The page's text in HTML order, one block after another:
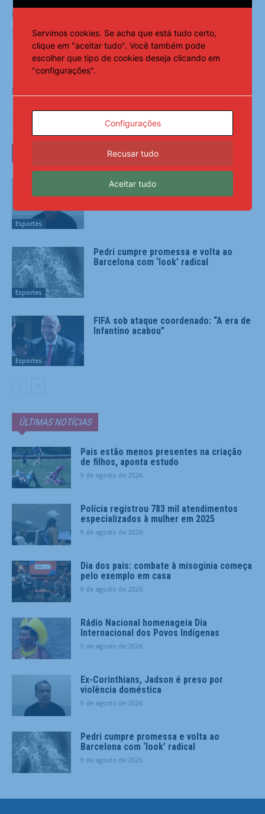
Leia Também:
Jorge e cola no Flamengo
Fonte:
Esportes
Ex-Corinthians, Jadson é preso por
Esportes
Pedri cumpre promessa e volta ao
Barcelona com ‘look’ radical
Esportes
FIFA sob ataque coordenado: “A era de
Infantino acabou”
ÚLTIMAS NOTÍCIAS
Pais estão menos presentes na criação
de filhos, aponta estudo
9 de agosto de 2026
Polícia registrou 783 mil atendimentos
especializados à mulher em 2025
9 de agosto de 2026
Dia dos pais: combate à misoginia começa
pelo exemplo em casa
9 de agosto de 2026
Rádio Nacional homenageia Dia
Internacional dos Povos Indígenas
9 de agosto de 2026
Ex-Corinthians, Jadson é preso por
violência doméstica
9 de agosto de 2026
Pedri cumpre promessa e volta ao
Barcelona com ‘look’ radical
9 de agosto de 2026
Servimos cookies. Se acha que está tudo certo,
clique em "aceitar tudo". Você também pode
escolher que tipo de cookies deseja clicando em
"configurações".
Configurações
Recusar tudo
Aceitar tudo